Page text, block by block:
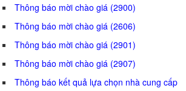
Thông báo mời chào giá (2900)
Thông báo mời chào giá (2606)
Thông báo mời chào giá (2901)
Thông báo mời chào giá (2907)
Thông báo kết quả lựa chọn nhà cung cấp